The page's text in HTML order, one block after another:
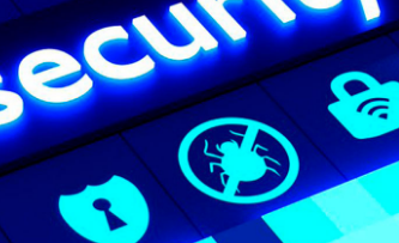
21/07/2026 28/07/